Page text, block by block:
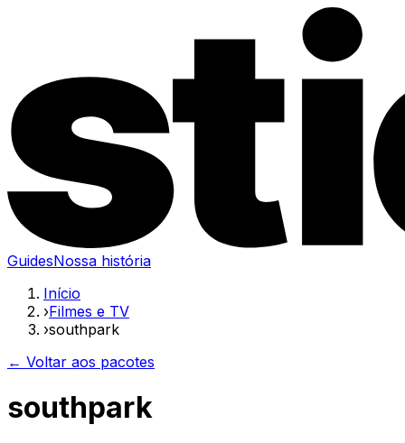
GuidesNossa história
Início
›Filmes e TV
›southpark
← Voltar aos pacotes
southpark